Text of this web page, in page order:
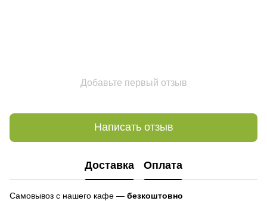
Добавьте первый отзыв
Написать отзыв
Доставка Оплата
Самовывоз с нашего кафе — безкоштовно